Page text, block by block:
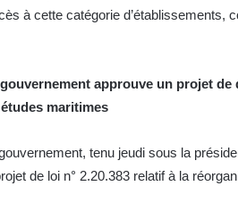
à cette catégorie
approuve un projet
maritimes
tenu jeudi sous la
de loi n° 2.20.383 relatif à la